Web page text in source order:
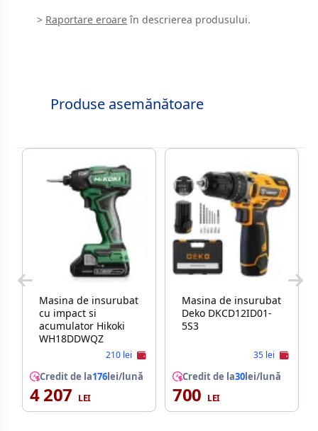
> Raportare eroareîn descrierea produsului.
Produse asemănătoare
Masina de insurubat
cu impact si
acumulator Hikoki
WH18DDWQZ
210 lei
Credit de la176lei/lună
4 207
Masina de insurubat
Deko DKCD12ID01-
5S3
35 lei
Credit de la30lei/lună
700